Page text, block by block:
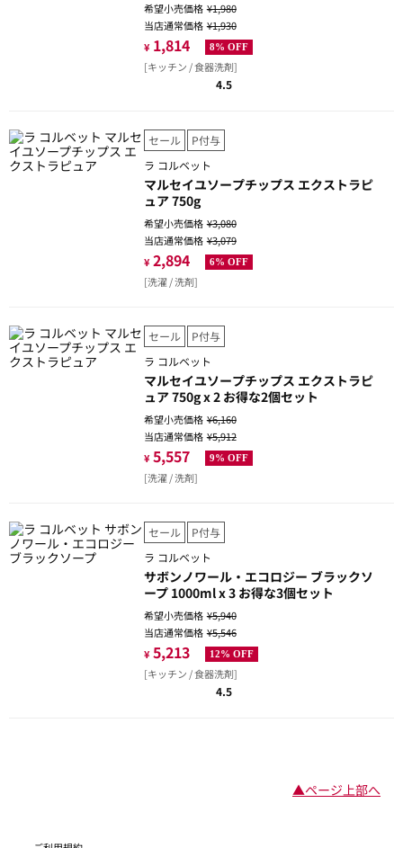
希望小売価格¥1,980
当店通常価格¥1,930
¥ 1,814 8% OFF
[キッチン / 食器洗剤]
4.5
セール
P付与
ラ コルベット
マルセイユソープチップス エクストラピ
ュア 750g
希望小売価格¥3,080
当店通常価格¥3,079
¥ 2,894 6% OFF
[洗濯 / 洗剤]
セール
P付与
ラ コルベット
マルセイユソープチップス エクストラピ
ュア 750g x 2 お得な2個セット
希望小売価格¥6,160
当店通常価格¥5,912
¥ 5,557 9% OFF
[洗濯 / 洗剤]
セール
P付与
ラ コルベット
サボンノワール・エコロジー ブラックソ
ープ 1000ml x 3 お得な3個セット
希望小売価格¥5,940
当店通常価格¥5,546
¥ 5,213 12% OFF
[キッチン / 食器洗剤]
4.5
▲ページ上部へ